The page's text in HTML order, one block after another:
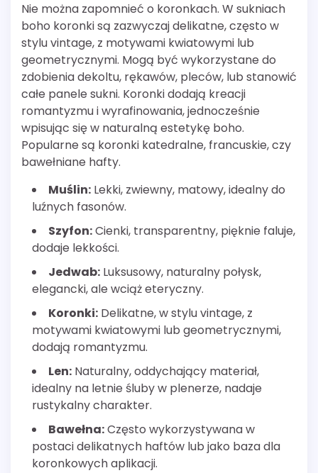
Nie można zapomnieć o koronkach. W sukniach
boho koronki są zazwyczaj delikatne, często w
stylu vintage, z motywami kwiatowymi lub
geometrycznymi. Mogą być wykorzystane do
zdobienia dekoltu, rękawów, pleców, lub stanowić
całe panele sukni. Koronki dodają kreacji
romantyzmu i wyrafinowania, jednocześnie
wpisując się w naturalną estetykę boho.
Popularne są koronki katedralne, francuskie, czy
bawełniane hafty.
Muślin: Lekki, zwiewny, matowy, idealny do
luźnych fasonów.
Szyfon:Cienki, transparentny, pięknie faluje,
dodaje lekkości.
Jedwab: Luksusowy, naturalny połysk,
elegancki, ale wciąż eteryczny.
Koronki: Delikatne, w stylu vintage, z
motywami kwiatowymi lub geometrycznymi,
dodają romantyzmu.
Len: Naturalny, oddychający materiał,
idealny na letnie śluby w plenerze, nadaje
rustykalny charakter.
Bawełna:Często wykorzystywana w
postaci delikatnych haftów lub jako baza dla
koronkowych aplikacji.